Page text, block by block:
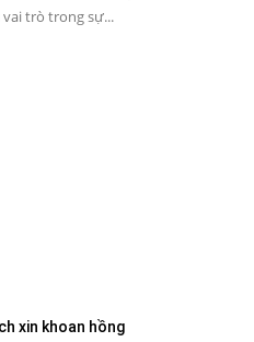
vai trò trong sự...
xin khoan hồng